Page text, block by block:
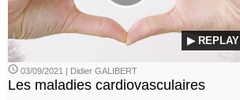
▶ REPLAY
03/09/2021 | Didier GALIBERT
Les maladies cardiovasculaires